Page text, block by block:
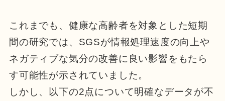
これまでも、健康な高齢者を対象とした短期
間の研究では、SGSが情報処理速度の向上や
ネガティブな気分の改善に良い影響をもたら
す可能性が示されていました。
しかし、以下の2点について明確なデータが不